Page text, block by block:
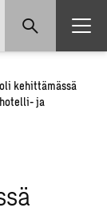
kehittämässä
ja